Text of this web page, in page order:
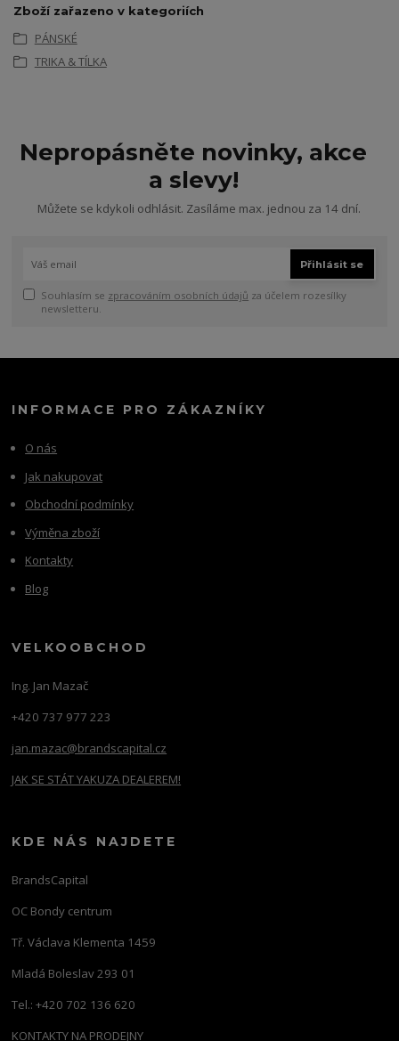
Zboží zařazeno v kategoriích
PÁNSKÉ
TRIKA & TÍLKA
Nepropásněte novinky, akce
a slevy!
Můžete se kdykoli odhlásit. Zasíláme max. jednou za 14 dní.
Přihlásit se
Souhlasím se zpracováním osobních údajů za účelem rozesílky
newsletteru.
INFORMACE PRO ZÁKAZNÍKY
O nás
Jak nakupovat
Obchodní podmínky
Výměna zboží
Kontakty
Blog
VELKOOBCHOD
Ing. Jan Mazač
+420 737 977 223
jan.mazac@brandscapital.cz
JAK SE STÁT YAKUZA DEALEREM!
KDE NÁS NAJDETE
BrandsCapital
OC Bondy centrum
Tř. Václava Klementa 1459
Mladá Boleslav 293 01
Tel.: +420 702 136 620
KONTAKTY NA PRODEJNY